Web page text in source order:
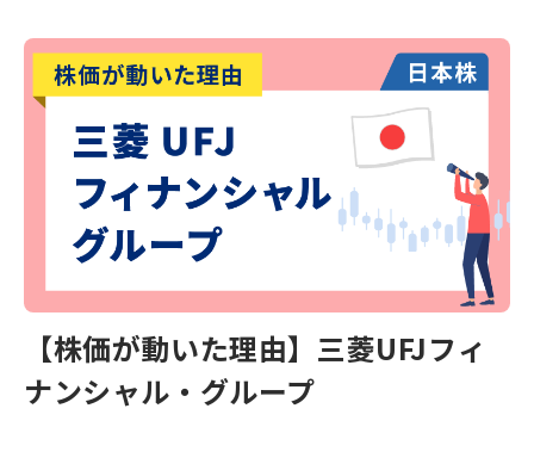
【株価が動いた理由】三菱UFJフィ
ナンシャル・グループ